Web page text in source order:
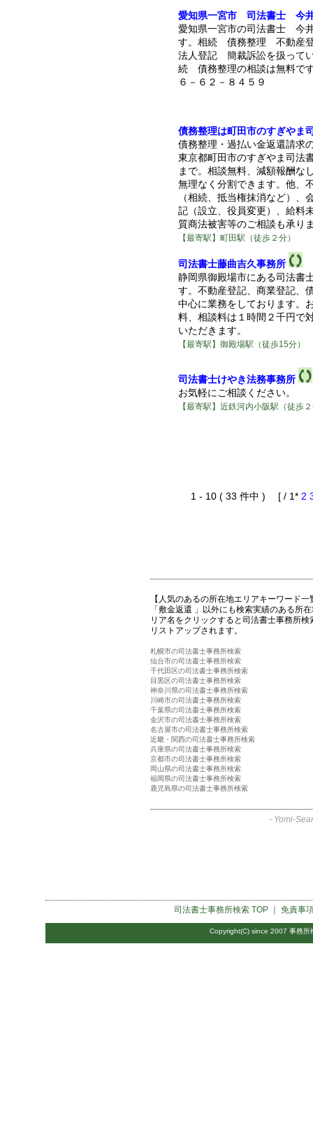
愛知県一宮市 司法書士 今
愛知県一宮市の司法書士 今
す。相続 債務整理 不動産
法人登記 簡裁訴訟を扱って
続 債務整理の相談は無料で
６－６２－８４５９
債務整理は町田市のすぎやま
債務整理・過払い金返還請求
東京都町田市のすぎやま司法
まで。相談無料、減額報酬な
無理なく分割できます。他、
（相続、抵当権抹消など）、
記（設立、役員変更）、給料
質商法被害等のご相談も承り
【最寄駅】町田駅（徒歩２分）
司法書士藤曲吉久事務所
静岡県御殿場市にある司法書
す。不動産登記、商業登記、
中心に業務をしております。
料、相談料は１時間２千円で
いただきます。
【最寄駅】御殿場駅（徒歩15分）
司法書士けやき法務事務所
お気軽にご相談ください。
【最寄駅】近鉄河内小阪駅（徒歩
1 - 10 ( 33 件中 ) [ / 1* 2
【人気のあるの所在地エリアキーワード一
「敷金返還 」以外にも検索実績のある所
リア名をクリックすると司法書士事務所
リストアップされます。
札幌市の司法書士事務所検索
仙台市の司法書士事務所検索
千代田区の司法書士事務所検索
目黒区の司法書士事務所検索
神奈川県の司法書士事務所検索
川崎市の司法書士事務所検索
千葉県の司法書士事務所検索
金沢市の司法書士事務所検索
名古屋市の司法書士事務所検索
近畿・関西の司法書士事務所検索
兵庫県の司法書士事務所検索
京都市の司法書士事務所検索
岡山県の司法書士事務所検索
福岡県の司法書士事務所検索
鹿児島県の司法書士事務所検索
- Yomi-
司法書士事務所検索TOP ｜ 免責事
Copyright(C) since 2007 事務所